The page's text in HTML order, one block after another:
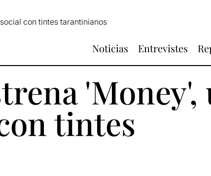
con tintes tarantinianos
Noticias Entrevistes
'Money',
tintes